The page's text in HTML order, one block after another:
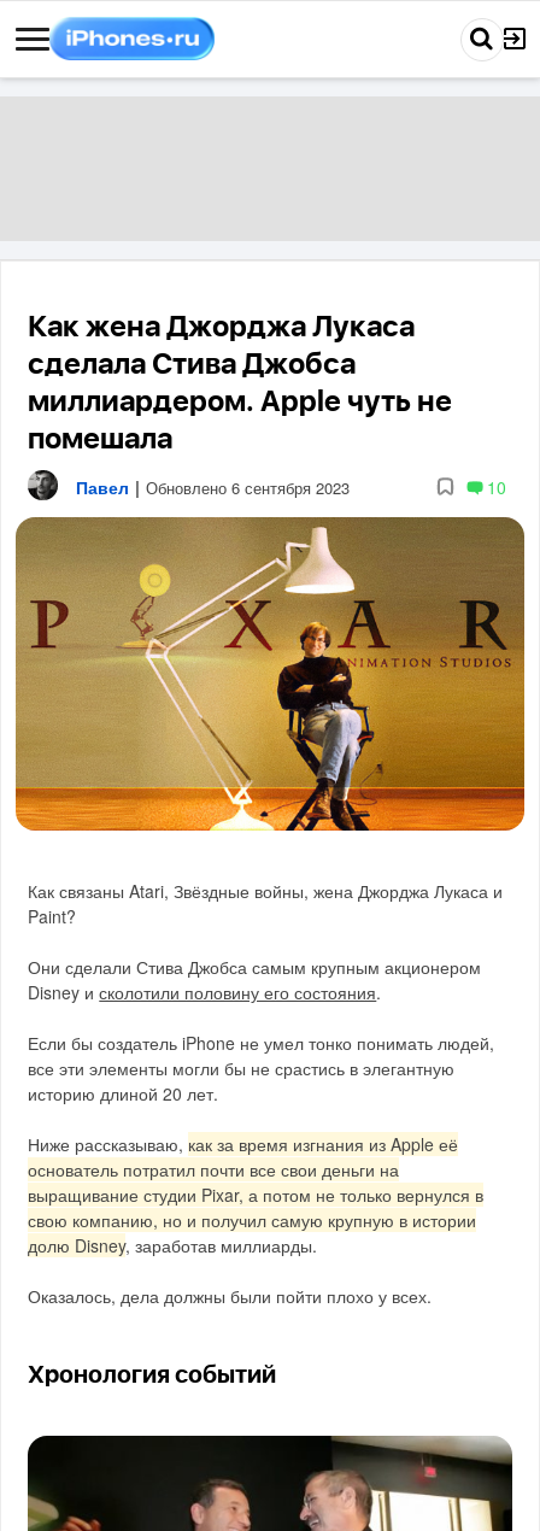
Как жена Джорджа Лукаса
сделала Стива Джобса
миллиардером. Apple чуть не
помешала
Павел | Обновлено 6 сентября 2023 10
Как связаны Atari, Звёздные войны, жена Джорджа Лукаса и
Paint?
Они сделали Стива Джобса самым крупным акционером
Disney исколотили половину его состояния.
Если бы создатель iPhone не умел тонко понимать людей,
все эти элементы могли бы не срастись в элегантную
историю длиной 20 лет.
Ниже рассказываю, как за время изгнания из Apple её
основатель потратил почти все свои деньги на
выращивание студии Pixar, а потом не только вернулся в
свою компанию, но и получил самую крупную в истории
долю Disney, заработав миллиарды.
Оказалось, дела должны были пойти плохо у всех.
Хронология событий